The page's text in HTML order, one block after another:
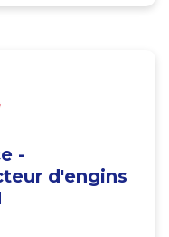
-
d'engins